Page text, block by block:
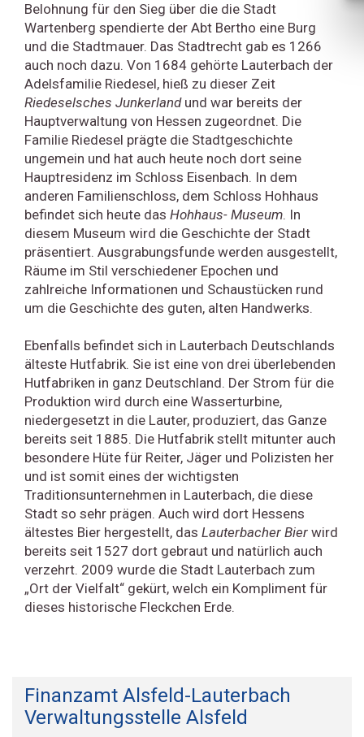
Belohnung für den Sieg über die die Stadt
Wartenberg spendierte der Abt Bertho eine Burg
und die Stadtmauer. Das Stadtrecht gab es 1266
auch noch dazu. Von 1684 gehörte Lauterbach der
Adelsfamilie Riedesel, hieß zu dieser Zeit
Riedeselsches Junkerlandund war bereits der
Hauptverwaltung von Hessen zugeordnet. Die
Familie Riedesel prägte die Stadtgeschichte
ungemein und hat auch heute noch dort seine
Hauptresidenz im Schloss Eisenbach. In dem
anderen Familienschloss, dem Schloss Hohhaus
befindet sich heute das Hohhaus- Museum. In
diesem Museum wird die Geschichte der Stadt
präsentiert. Ausgrabungsfunde werden ausgestellt,
Räume im Stil verschiedener Epochen und
zahlreiche Informationen und Schaustücken rund
um die Geschichte des guten, alten Handwerks.
Ebenfalls befindet sich in Lauterbach Deutschlands
älteste Hutfabrik. Sie ist eine von drei überlebenden
Hutfabriken in ganz Deutschland. Der Strom für die
Produktion wird durch eine Wasserturbine,
niedergesetzt in die Lauter, produziert, das Ganze
bereits seit 1885. Die Hutfabrik stellt mitunter auch
besondere Hüte für Reiter, Jäger und Polizisten her
und ist somit eines der wichtigsten
Traditionsunternehmen in Lauterbach, die diese
Stadt so sehr prägen. Auch wird dort Hessens
ältestes Bier hergestellt, das Lauterbacher Bier wird
bereits seit 1527 dort gebraut und natürlich auch
verzehrt. 2009 wurde die Stadt Lauterbach zum
„Ort der Vielfalt“ gekürt, welch ein Kompliment für
dieses historische Fleckchen Erde.
Finanzamt Alsfeld-Lauterbach
Verwaltungsstelle Alsfeld